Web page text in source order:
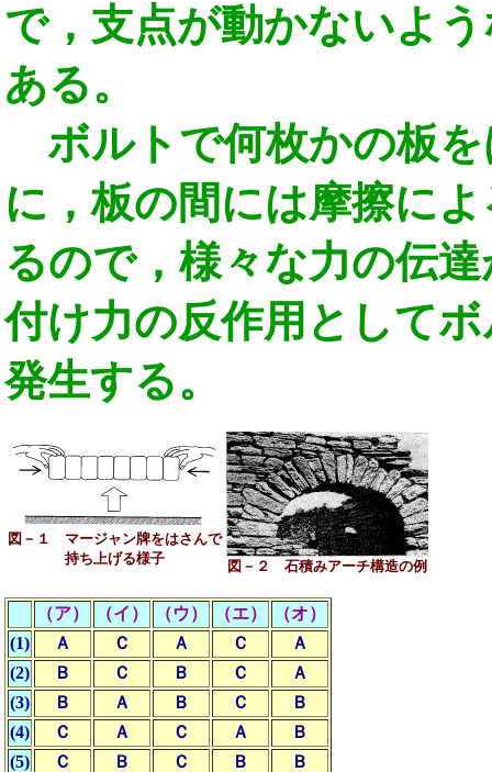
で，支点が動かないよ
ある。
ボルトで何枚かの板を
に，板の間には摩擦に
るので，様々な力の伝
付け力の反作用として
発生する。
図－１ マージャン牌をはさんで
持ち上げる様子
図－２ 石積みアーチ構造の例
（ア） （イ） （ウ） （エ）
（オ）
(1)
Ａ Ｃ Ａ Ｃ
Ａ
(2)
Ｂ Ｃ Ｂ Ｃ
Ａ
(3)
Ｂ Ａ Ｂ Ｃ
Ｂ
(4)
Ｃ Ａ Ｃ Ａ
Ｂ
(5)
Ｃ Ｂ Ｃ Ｂ Ｂ